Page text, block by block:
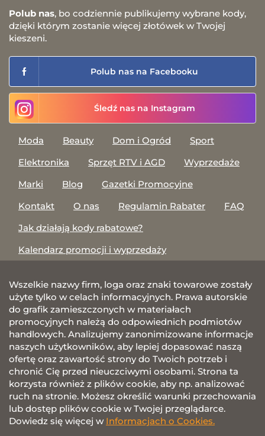
Polub nas, bo codziennie publikujemy wybrane kody,
dzięki którym zostanie więcej złotówek w Twojej
kieszeni.
Polub nas na Facebooku
Śledź nas na Instagram
Moda Beauty Dom i Ogród
Sport
Elektronika
Sprzęt RTV i AGD
Wyprzedaże
Marki
Blog
Gazetki Promocyjne
Kontakt
O nas Regulamin Rabater
FAQ
Jak działają kody rabatowe?
Kalendarz promocji i wyprzedaży
Wszelkie nazwy firm, loga oraz znaki towarowe zostały
użyte tylko w celach informacyjnych. Prawa autorskie
do grafik zamieszczonych w materiałach
promocyjnych należą do odpowiednich podmiotów
handlowych. Analizujemy zanonimizowane informacje
naszych użytkowników, aby lepiej dopasować naszą
ofertę oraz zawartość strony do Twoich potrzeb i
chronić Cię przed nieuczciwymi osobami. Strona ta
korzysta również z plików cookie, aby np. analizować
ruch na stronie. Możesz określić warunki przechowania
lub dostęp plików cookie w Twojej przeglądarce.
Dowiedz się więcej w Informacjach o Cookies.